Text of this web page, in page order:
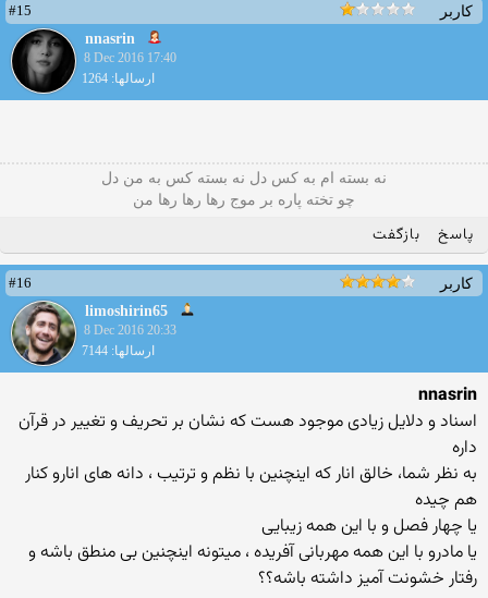
کاربر
#15
nnasrin
8 Dec 2016 17:40
ارسالها: 1264
نه بسته ام به کس دل نه بسته کس به من دل
چو تخته پاره بر موج رها رها رها من
پاسخ بازگفت
کاربر
#16
limoshirin65
8 Dec 2016 20:33
ارسالها: 7144
nnasrin
اسناد و دلایل زیادی موجود هست که نشان بر تحریف و تغییر در قرآن
داره
به نظر شما، خالق انار که اینچنین با نظم و ترتیب ، دانه های انارو کنار
هم چیده
یا چهار فصل و با این همه زیبایی
یا مادرو با این همه مهربانی آفریده ، میتونه اینچنین بی منطق باشه و
رفتار خشونت آمیز داشته باشه؟؟